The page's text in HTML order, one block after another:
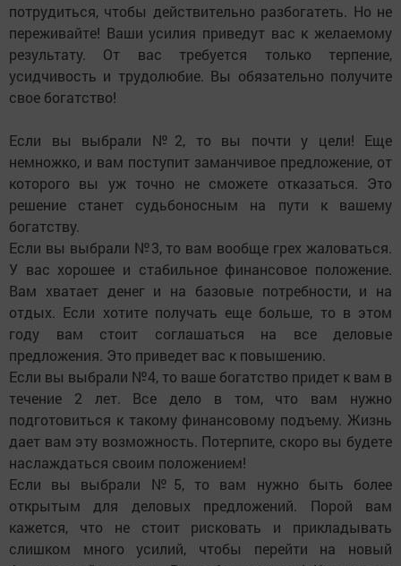
потрудиться, чтобы действительно разбогатеть. Но не
переживайте! Ваши усилия приведут вас к желаемому
результату. От вас требуется только терпение,
усидчивость и трудолюбие. Вы обязательно получите
свое богатство!
Если вы выбрали №2, то вы почти у цели! Еще
немножко, и вам поступит заманчивое предложение, от
которого вы уж точно не сможете отказаться. Это
решение станет судьбоносным на пути к вашему
богатству.
Если вы выбрали №3, то вам вообще грех жаловаться.
У вас хорошее и стабильное финансовое положение.
Вам хватает денег и на базовые потребности, и на
отдых. Если хотите получать еще больше, то в этом
году вам стоит соглашаться на все деловые
предложения. Это приведет вас к повышению.
Если вы выбрали №4, то ваше богатство придет к вам в
течение 2 лет. Все дело в том, что вам нужно
подготовиться к такому финансовому подъему. Жизнь
дает вам эту возможность. Потерпите, скоро вы будете
наслаждаться своим положением!
Если вы выбрали №5, то вам нужно быть более
открытым для деловых предложений. Порой вам
кажется, что не стоит рисковать и прикладывать
слишком много усилий, чтобы перейти на новый